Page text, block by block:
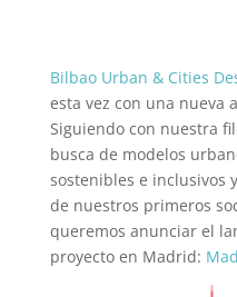
Bilbao Urban & Cities
esta vez con una nueva
Siguiendo con nuestra
busca de modelos
sostenibles e inclusivos
de nuestros primeros
queremos anunciar el
proyecto en Madrid: